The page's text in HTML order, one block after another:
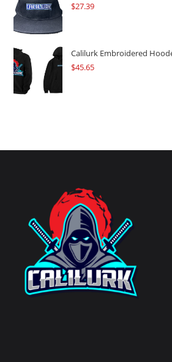
$27.39
Calilurk Embroidered
$45.65